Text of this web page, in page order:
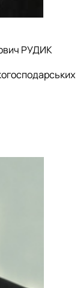
РУДИК